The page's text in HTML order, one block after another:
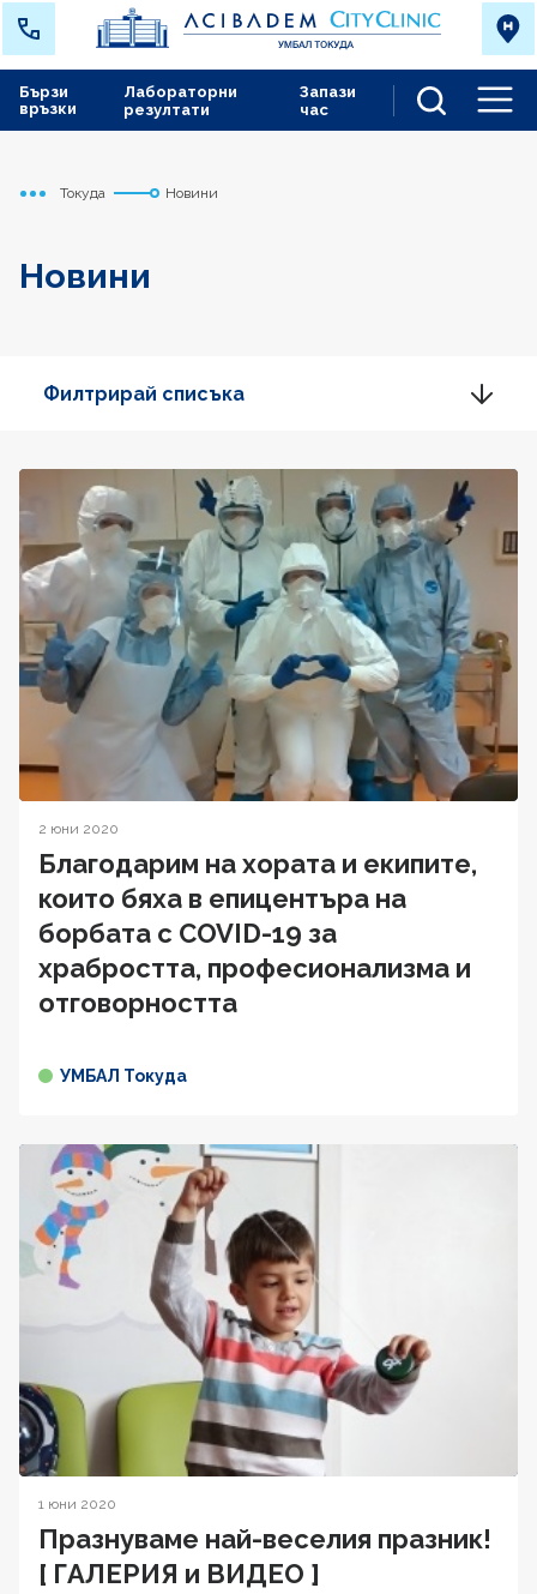
Лабораторни
резултати
Запази
час
Бързи
връзки
Начало
Токуда Новини
Новини
Филтрирай списъка
2 юни 2020
Благодарим на хората и екипите,
които бяха в епицентъра на
борбата с COVID-19 за
храбростта, професионализма и
отговорността
УМБАЛ Токуда
1 юни 2020
Празнуваме най-веселия празник!
[ ГАЛЕРИЯ и ВИДЕО ]